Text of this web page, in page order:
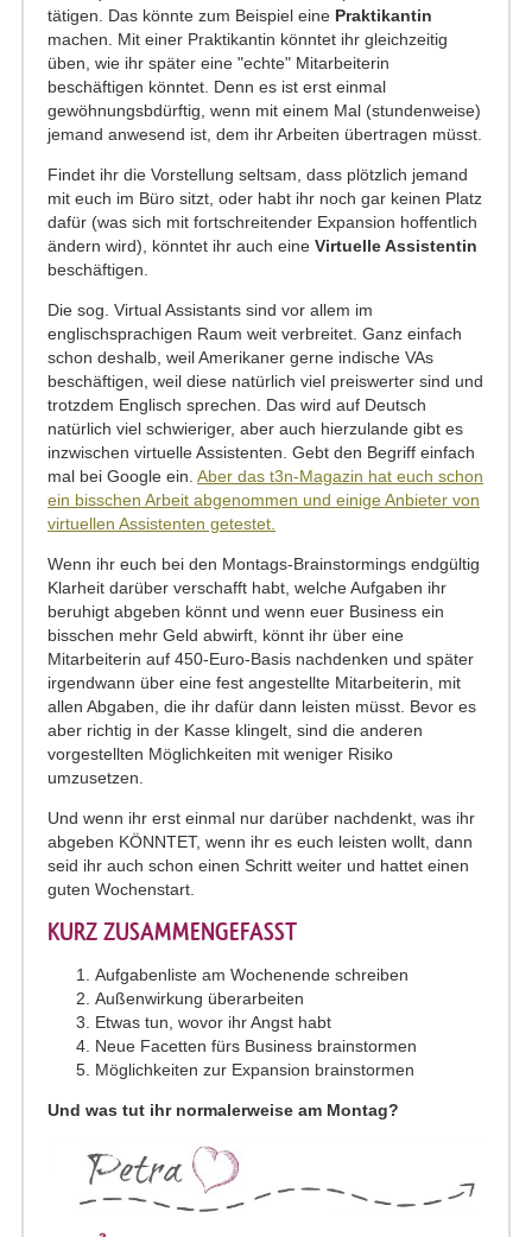
tätigen. Das könnte zum Beispiel eine Praktikantin
machen. Mit einer Praktikantin könntet ihr gleichzeitig
üben, wie ihr später eine "echte" Mitarbeiterin
beschäftigen könntet. Denn es ist erst einmal
gewöhnungsbdürftig, wenn mit einem Mal (stundenweise)
jemand anwesend ist, dem ihr Arbeiten übertragen müsst.
Findet ihr die Vorstellung seltsam, dass plötzlich jemand
mit euch im Büro sitzt, oder habt ihr noch gar keinen Platz
dafür (was sich mit fortschreitender Expansion hoffentlich
ändern wird), könntet ihr auch eine Virtuelle Assistentin
beschäftigen.
Die sog. Virtual Assistants sind vor allem im
englischsprachigen Raum weit verbreitet. Ganz einfach
schon deshalb, weil Amerikaner gerne indische VAs
beschäftigen, weil diese natürlich viel preiswerter sind und
trotzdem Englisch sprechen. Das wird auf Deutsch
natürlich viel schwieriger, aber auch hierzulande gibt es
inzwischen virtuelle Assistenten. Gebt den Begriff einfach
mal bei Google ein. Aber das t3n-Magazin hat euch schon
ein bisschen Arbeit abgenommen und einige Anbieter von
virtuellen Assistenten getestet.
Wenn ihr euch bei den Montags-Brainstormings endgültig
Klarheit darüber verschafft habt, welche Aufgaben ihr
beruhigt abgeben könnt und wenn euer Business ein
bisschen mehr Geld abwirft, könnt ihr über eine
Mitarbeiterin auf 450-Euro-Basis nachdenken und später
irgendwann über eine fest angestellte Mitarbeiterin, mit
allen Abgaben, die ihr dafür dann leisten müsst. Bevor es
aber richtig in der Kasse klingelt, sind die anderen
vorgestellten Möglichkeiten mit weniger Risiko
umzusetzen.
Und wenn ihr erst einmal nur darüber nachdenkt, was ihr
abgeben KÖNNTET, wenn ihr es euch leisten wollt, dann
seid ihr auch schon einen Schritt weiter und hattet einen
guten Wochenstart.
KURZ ZUSAMMENGEFASST
Aufgabenliste am Wochenende schreiben
Außenwirkung überarbeiten
Etwas tun, wovor ihr Angst habt
Neue Facetten fürs Business brainstormen
Möglichkeiten zur Expansion brainstormen
Und was tut ihr normalerweise am Montag?